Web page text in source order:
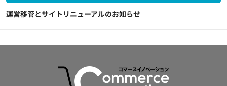
運営移管とサイトリニューアルのお知らせ